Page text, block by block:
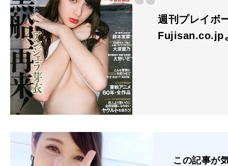
週刊プレイボ
Fujisan.co.jp
この記事が